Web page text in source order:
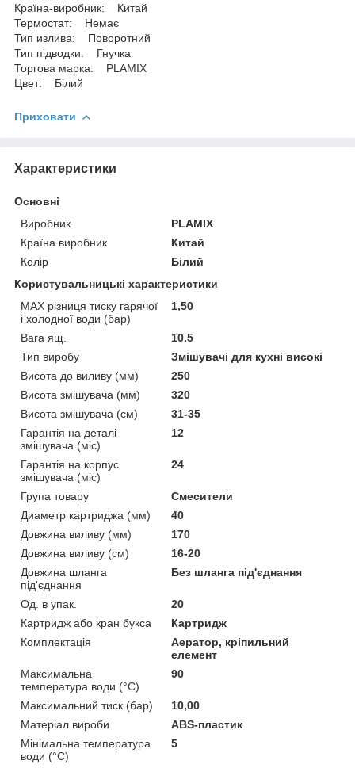
Країна-виробник: Китай
Термостат: Немає
Тип излива: Поворотний
Тип підводки: Гнучка
Торгова марка: PLAMIX
Цвет: Білий
Приховати
Характеристики
Основні
Виробник
PLAMIX
Країна виробник
Китай
Колір
Білий
Користувальницькі характеристики
MAX різниця тиску гарячої
і холодної води (бар)
1,50
Вага ящ.
10.5
Тип виробу
Змішувачі для кухні високі
Висота до виливу (мм)
250
Висота змішувача (мм)
320
Висота змішувача (см)
31-35
Гарантія на деталі
змішувача (міс)
12
Гарантія на корпус
змішувача (міс)
24
Група товару
Смесители
Диаметр картриджа (мм)
40
Довжина виливу (мм)
170
Довжина виливу (см)
16-20
Довжина шланга
під'єднання
Без шланга під'єднання
Од. в упак.
20
Картридж або кран букса
Картридж
Комплектація
Аератор, кріпильний
елемент
Максимальна
температура води (°C)
90
Максимальний тиск (бар)
10,00
Матеріал вироби
ABS-пластик
Мінімальна температура
води (°C)
5